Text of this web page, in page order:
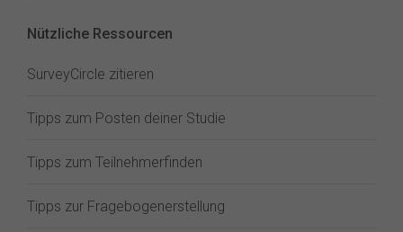
Nützliche Ressourcen
SurveyCircle zitieren
Tipps zum Posten deiner Studie
Tipps zum Teilnehmerfinden
Tipps zur Fragebogenerstellung